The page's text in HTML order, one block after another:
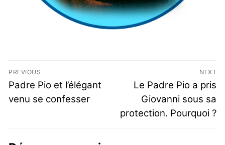
PREVIOUS
Padre Pio et l’élégant
venu se confesser
NEXT
Le Padre Pio a pris
Giovanni sous sa
protection. Pourquoi ?